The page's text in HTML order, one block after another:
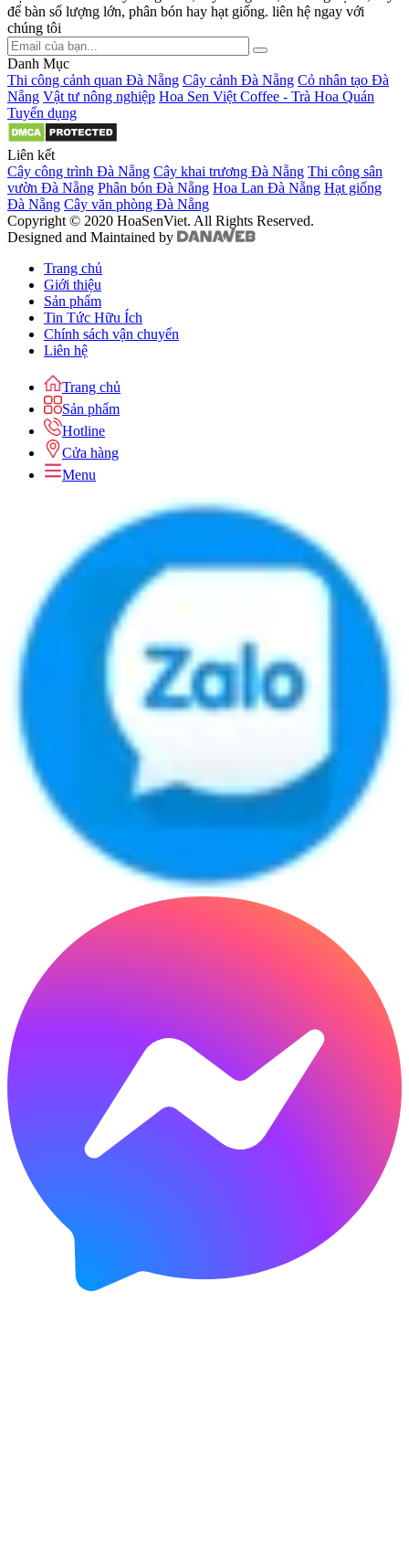
để bàn số lượng lớn, phân bón hay hạt giống. liên hệ ngay với
chúng tôi
Danh Mục
Thi công cảnh quan Đà Nẵng Cây cảnh Đà Nẵng Cỏ nhân tạo Đà
Nẵng Vật tư nông nghiệp Hoa Sen Việt Coffee - Trà Hoa Quán
Tuyển dụng
Liên kết
Cây công trình Đà Nẵng Cây khai trương Đà Nẵng Thi công sân
vườn Đà Nẵng Phân bón Đà Nẵng Hoa Lan Đà Nẵng Hạt giống
Đà Nẵng Cây văn phòng Đà Nẵng
Copyright © 2020 HoaSenViet. All Rights Reserved.
Designed and Maintained by
Trang chủ
Giới thiệu
Sản phẩm
Tin Tức Hữu Ích
Chính sách vận chuyển
Liên hệ
Trang chủ
Sản phẩm
Hotline
Cửa hàng
Menu